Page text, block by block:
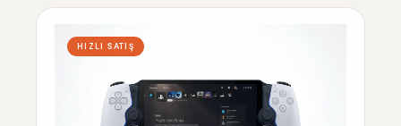
HIZLI SATIŞ